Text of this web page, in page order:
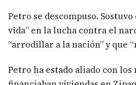
Petro se descompuso.
vida” en la lucha contra el
“arrodillar a la nación” y que
Petro ha estado aliado con los